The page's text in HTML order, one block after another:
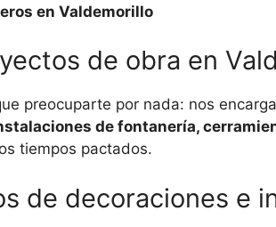
en Valdemorillo
de obra en
preocuparte por nada: nos
de fontanería,
tiempos pactados.
de decoraciones e